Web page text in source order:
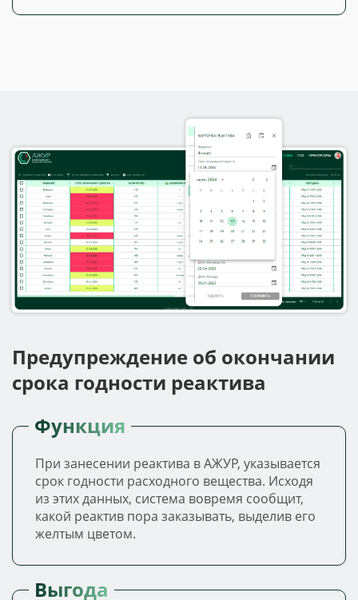
Предупреждение об окончании
срока годности реактива
Функция
При занесении реактива в АЖУР, указывается
срок годности расходного вещества. Исходя
из этих данных, система вовремя сообщит,
какой реактив пора заказывать, выделив его
желтым цветом.
Выгода